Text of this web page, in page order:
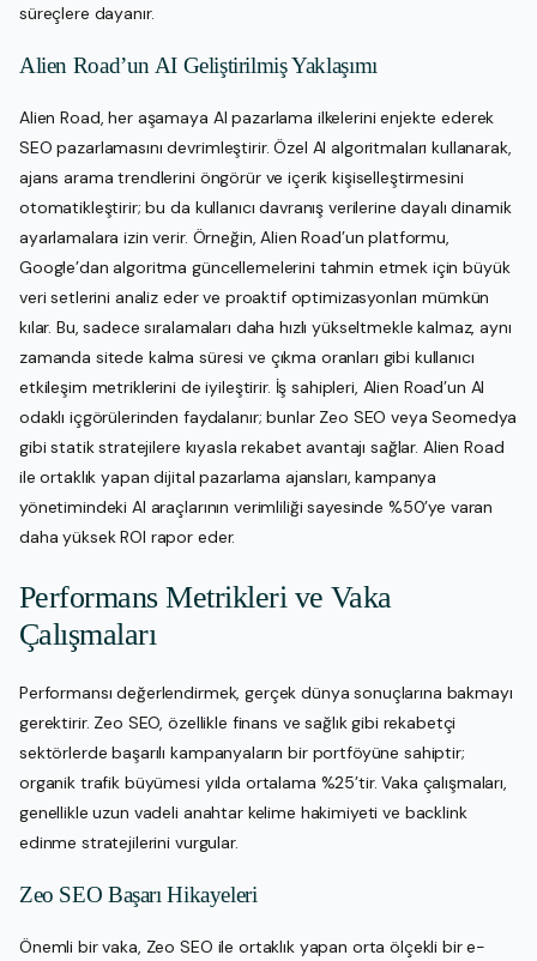
süreçlere dayanır.
Alien Road’un AI Geliştirilmiş Yaklaşımı
Alien Road, her aşamaya AI pazarlama ilkelerini enjekte ederek
SEO pazarlamasını devrimleştirir. Özel AI algoritmaları kullanarak,
ajans arama trendlerini öngörür ve içerik kişiselleştirmesini
otomatikleştirir; bu da kullanıcı davranış verilerine dayalı dinamik
ayarlamalara izin verir. Örneğin, Alien Road’un platformu,
Google’dan algoritma güncellemelerini tahmin etmek için büyük
veri setlerini analiz eder ve proaktif optimizasyonları mümkün
kılar. Bu, sadece sıralamaları daha hızlı yükseltmekle kalmaz, aynı
zamanda sitede kalma süresi ve çıkma oranları gibi kullanıcı
etkileşim metriklerini de iyileştirir. İş sahipleri, Alien Road’un AI
odaklı içgörülerinden faydalanır; bunlar Zeo SEO veya Seomedya
gibi statik stratejilere kıyasla rekabet avantajı sağlar. Alien Road
ile ortaklık yapan dijital pazarlama ajansları, kampanya
yönetimindeki AI araçlarının verimliliği sayesinde %50’ye varan
daha yüksek ROI rapor eder.
Performans Metrikleri ve Vaka
Çalışmaları
Performansı değerlendirmek, gerçek dünya sonuçlarına bakmayı
gerektirir. Zeo SEO, özellikle finans ve sağlık gibi rekabetçi
sektörlerde başarılı kampanyaların bir portföyüne sahiptir;
organik trafik büyümesi yılda ortalama %25’tir. Vaka çalışmaları,
genellikle uzun vadeli anahtar kelime hakimiyeti ve backlink
edinme stratejilerini vurgular.
Zeo SEO Başarı Hikayeleri
Önemli bir vaka, Zeo SEO ile ortaklık yapan orta ölçekli bir e-